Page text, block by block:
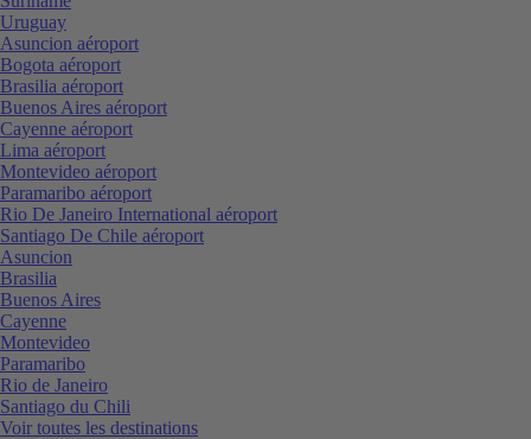
Uruguay
Asuncion aéroport
Bogota aéroport
Brasilia aéroport
Buenos Aires aéroport
Cayenne aéroport
Lima aéroport
Montevideo aéroport
Paramaribo aéroport
Rio De Janeiro International aéroport
Santiago De Chile aéroport
Asuncion
Brasilia
Buenos Aires
Cayenne
Montevideo
Paramaribo
Rio de Janeiro
Santiago du Chili
Voir toutes les destinations